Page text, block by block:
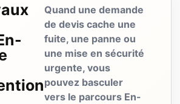
Quand une demande
de devis cache une
fuite, une panne ou
une mise en sécurité
urgente, vous
pouvez basculer
vers le parcours En-